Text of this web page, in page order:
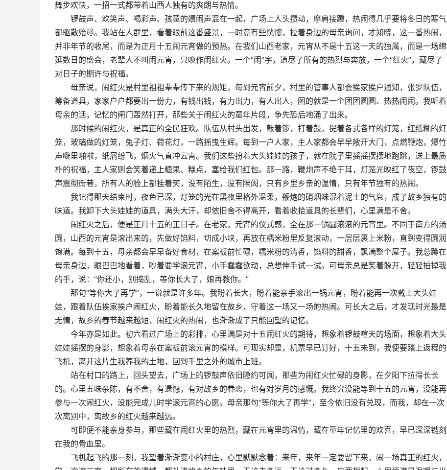
舞步欢快，一招一式都带着山西人独有的爽朗与热情。
锣鼓声、欢笑声、喝彩声、孩童的嬉闹声混在一起，广场上人头攒动，摩肩接踵，热闹得几乎要将冬日的寒气
都驱散殆尽。我站在人群里，看着眼前这番盛景，一时竟有些恍惚，拉着身边的母亲询问，才知晓，这一番热闹，
并非年节的收尾，而是为正月十五闹元宵做的预热。在我们山西老家，元宵从不是十五这一天的独属，而是一场绵
延数日的盛会，老辈人不叫闹元宵，只唤作闹红火。一个“闹”字，道尽了所有的热烈与奔放，一个“红火”，藏尽了
对日子的期许与祝福。
母亲说，闹红火是村里祖祖辈辈传下来的规矩，每到元宵前夕，村里的管事人都会挨家挨户通知，张罗队伍，
筹备道具，家家户户都要出一份力，有钱出钱，有力出力，有人出人，图的就是一个团团圆圆、热热闹闹。我听着
母亲的话，记忆的闸门轰然打开，那些关于闹红火的童年片段，争先恐后地涌了出来。
那时候的闹红火，是真正的全民狂欢。队伍从村头出发，敲着锣，打着鼓，提着各式各样的灯笼，红纸糊的灯
笼，玻璃做的灯笼，兔子灯、荷花灯，一路摇曳生辉。每到一户人家，主人家都会早早敞开大门，点燃鞭炮，爆竹
声噼里啪啦，纸屑纷飞，烟火气直冲云霄。我们这些扮着大头娃娃的孩子，就在院子里摇摇摆摆地跑跳，送上最质
朴的祝福，主人家则会笑着递上糖果、糕点，塞给我们红包。那一路，鞭炮声不绝于耳，灯笼光映红了夜空，锣鼓
声震彻街巷，所有人的脸上都挂着笑，没有陌生，没有隔阂，只有乡里乡亲的温情，只有年节独有的热闹。
我记得那天结束时，夜色已深，灯笼的光在黑夜里格外温柔，鞭炮的硝烟味混着泥土的气息，成了故乡独有的
味道。我卸下大头娃娃的道具，满头大汗，却依旧舍不得离开，看着收拾道具的长辈们，心里满是不舍。
闹红火之后，便是正月十五的正日子。在老家，元宵的仪式感，全在那一锅圆滚滚的元宵里。不同于南方的汤
圆，山西的元宵是滚出来的，先做好馅料，切成小块，再放在糯米粉里反复滚动，一层层裹上米粉，直到变得圆润
饱满。每到十五，母亲都会早早备好食材，在案板前忙碌，糯米粉的清香，馅料的甜香，飘满整个屋子。我总蹲在
母亲身边，眼巴巴地看着，吵着要学滚元宵，小手蠢蠢欲动，总想伸手试一试。可母亲总是笑着躲开，轻轻拍掉我
的手，说：“你还小，别捣乱，等你长大了，娘再教你。”
那句“等你大了再学”，一说就是许多年。我盼着长大，盼着能亲手滚出一锅元宵，盼着能再一次戴上大头娃
娃，跟着队伍挨家挨户闹红火，盼着能长久地留在故乡，守着这一场又一场的热闹。可长大之后，才发现时光最是
无情，故乡的春节越来越短，闹红火的热闹，也渐渐成了只能回望的记忆。
今年亦是如此。初六看过广场上的彩排，心里满是对十五闹红火的期待，想象着锣鼓喧天的场面，想象着大头
娃娃摇摆的身影，想象着母亲在案板前滚元宵的模样。可现实却是，机票早已订好，十五未到，我便要踏上返程的
飞机，离开这片生我养我的土地，回到千里之外的城市上班。
站在村口的路上，回头望去，广场上的锣鼓声依旧隐约可闻，那些为闹红火忙碌的身影，在夕阳下拉得长长
的。心里五味杂陈，有不舍，有遗憾，有对故乡的眷恋，也有对岁月的感慨。我终究没能等到十五的元宵，没能再
参与一次闹红火，没能完成儿时学滚元宵的心愿。母亲那句“等你大了再学”，至今依旧没有兑现，而我，却在一次
次离别中，离故乡的红火越来越远。
可即便不能亲身参与，那些藏在闹红火里的热烈，藏在元宵里的温情，藏在童年记忆里的欢喜，早已深深镌刻
在我的骨血里。
飞机起飞的那一刻，我望着渐渐变小的村庄，心里默默念着：来年，来年一定要留下来，闹一场真正的红火，